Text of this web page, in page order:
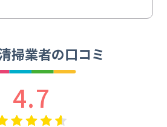
掃業者の口コミ
4.7